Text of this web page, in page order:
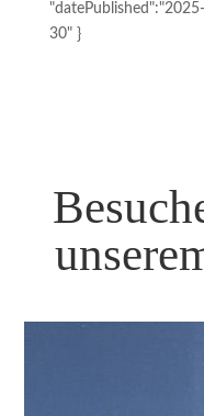
30" }